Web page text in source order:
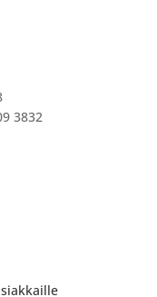
3832